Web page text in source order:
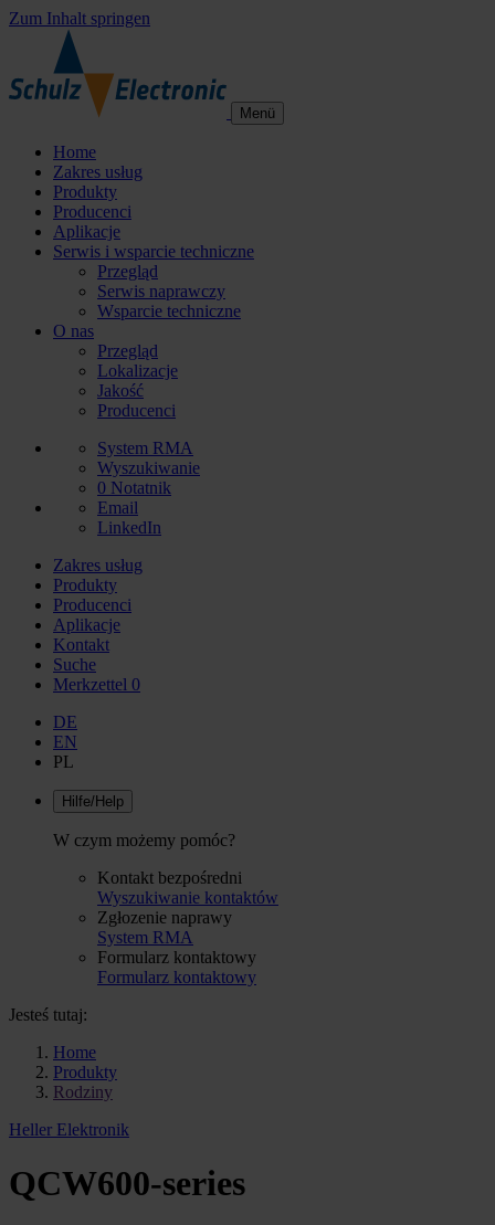
Zum Inhalt springen
Menü
Home
Zakres usług
Produkty
Producenci
Aplikacje
Serwis i wsparcie techniczne
Przegląd
Serwis naprawczy
Wsparcie techniczne
O nas
Przegląd
Lokalizacje
Jakość
Producenci
System RMA
Wyszukiwanie
0 Notatnik
Email
LinkedIn
Zakres usług
Produkty
Producenci
Aplikacje
Kontakt
Suche
Merkzettel 0
DE
EN
PL
Hilfe/Help
W czym możemy pomóc?
Kontakt bezpośredni
Wyszukiwanie kontaktów
Zgłozenie naprawy
System RMA
Formularz kontaktowy
Formularz kontaktowy
Jesteś tutaj:
Home
Produkty
Rodziny
Heller Elektronik
QCW600-series